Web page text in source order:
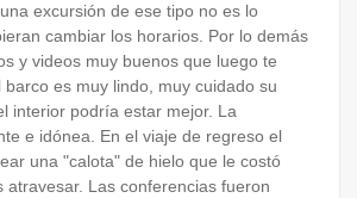
excursión de ese tipo no es lo
cambiar los horarios. Por lo demás
y videos muy buenos que luego te
es muy lindo, muy cuidado su
interior podría estar mejor. La
e idónea. En el viaje de regreso el
una "calota" de hielo que le costó
atravesar. Las conferencias fueron